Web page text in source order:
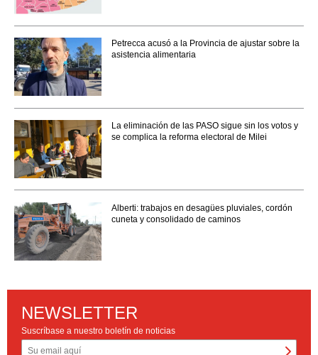
Petrecca acusó a la Provincia de ajustar sobre la
asistencia alimentaria
La eliminación de las PASO sigue sin los votos y
se complica la reforma electoral de Milei
Alberti: trabajos en desagües pluviales, cordón
cuneta y consolidado de caminos
NEWSLETTER
Suscríbase a nuestro boletín de noticias